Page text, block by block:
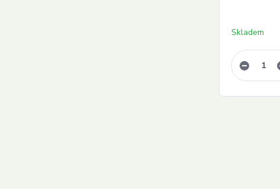
Skladem